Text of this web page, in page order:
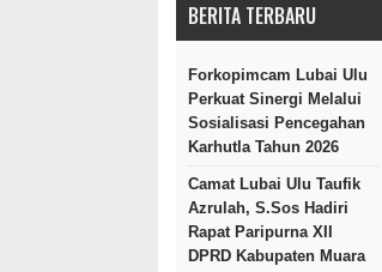
BERITA TERBARU
Forkopimcam Lubai Ulu
Perkuat Sinergi Melalui
Sosialisasi Pencegahan
Karhutla Tahun 2026
Camat Lubai Ulu Taufik
Azrulah, S.Sos Hadiri
Rapat Paripurna XII
DPRD Kabupaten Muara